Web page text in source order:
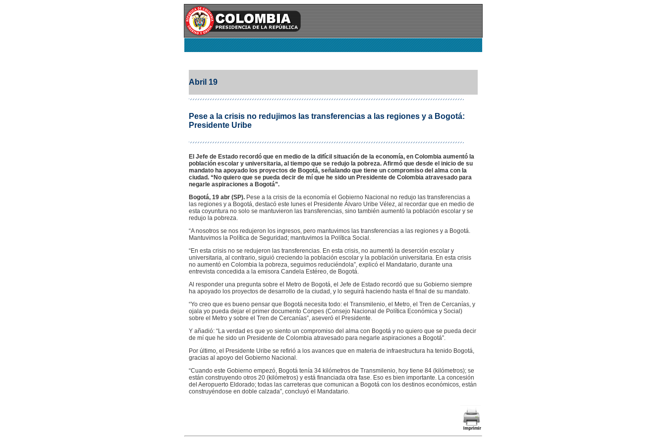
Abril 19
Pese a la crisis no redujimos las transferencias a las regiones y a Bogotá:
Presidente Uribe
El Jefe de Estado recordó que en medio de la difícil situación de la economía, en Colombia aumentó la
población escolar y universitaria, al tiempo que se redujo la pobreza. Afirmó que desde el inicio de su
mandato ha apoyado los proyectos de Bogotá, señalando que tiene un compromiso del alma con la
ciudad. “No quiero que se pueda decir de mí que he sido un Presidente de Colombia atravesado para
negarle aspiraciones a Bogotá”.
Bogotá, 19 abr (SP).Pese a la crisis de la economía el Gobierno Nacional no redujo las transferencias a
las regiones y a Bogotá, destacó este lunes el Presidente Álvaro Uribe Vélez, al recordar que en medio de
esta coyuntura no solo se mantuvieron las transferencias, sino también aumentó la población escolar y se
redujo la pobreza.
“A nosotros se nos redujeron los ingresos, pero mantuvimos las transferencias a las regiones y a Bogotá.
Mantuvimos la Política de Seguridad; mantuvimos la Política Social.
“En esta crisis no se redujeron las transferencias. En esta crisis, no aumentó la deserción escolar y
universitaria, al contrario, siguió creciendo la población escolar y la población universitaria. En esta crisis
no aumentó en Colombia la pobreza, seguimos reduciéndola”, explicó el Mandatario, durante una
entrevista concedida a la emisora Candela Estéreo, de Bogotá.
Al responder una pregunta sobre el Metro de Bogotá, el Jefe de Estado recordó que su Gobierno siempre
ha apoyado los proyectos de desarrollo de la ciudad, y lo seguirá haciendo hasta el final de su mandato.
“Yo creo que es bueno pensar que Bogotá necesita todo: el Transmilenio, el Metro, el Tren de Cercanías, y
ojala yo pueda dejar el primer documento Conpes (Consejo Nacional de Política Económica y Social)
sobre el Metro y sobre el Tren de Cercanías”, aseveró el Presidente.
Y añadió: “La verdad es que yo siento un compromiso del alma con Bogotá y no quiero que se pueda decir
de mí que he sido un Presidente de Colombia atravesado para negarle aspiraciones a Bogotá”.
Por último, el Presidente Uribe se refirió a los avances que en materia de infraestructura ha tenido Bogotá,
gracias al apoyo del Gobierno Nacional.
“Cuando este Gobierno empezó, Bogotá tenía 34 kilómetros de Transmilenio, hoy tiene 84 (kilómetros); se
están construyendo otros 20 (kilómetros) y está financiada otra fase. Eso es bien importante. La concesión
del Aeropuerto Eldorado; todas las carreteras que comunican a Bogotá con los destinos económicos, están
construyéndose en doble calzada”, concluyó el Mandatario.